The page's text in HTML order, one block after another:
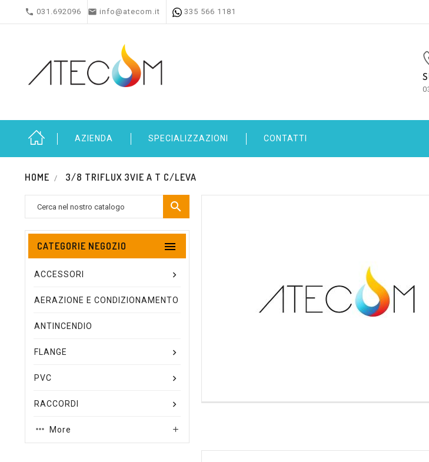
 031.692096  info@atecom.it 335 566 1181
AZIENDA SPECIALIZZAZIONI CONTATTI
HOME 3/8 TRIFLUX 3VIE A T C/LEVA

CATEGORIE NEGOZIO 
ACCESSORI
AERAZIONE E CONDIZIONAMENTO
ANTINCENDIO
FLANGE
PVC
RACCORDI
More 